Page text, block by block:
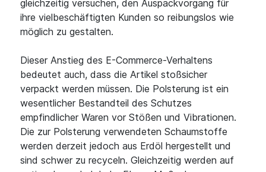
gleichzeitig versuchen, den Auspackvorgang für
ihre vielbeschäftigten Kunden so reibungslos wie
möglich zu gestalten.
Dieser Anstieg des E-Commerce-Verhaltens
bedeutet auch, dass die Artikel stoßsicher
verpackt werden müssen. Die Polsterung ist ein
wesentlicher Bestandteil des Schutzes
empfindlicher Waren vor Stößen und Vibrationen.
Die zur Polsterung verwendeten Schaumstoffe
werden derzeit jedoch aus Erdöl hergestellt und
sind schwer zu recyceln. Gleichzeitig werden auf